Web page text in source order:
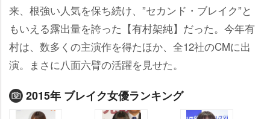
来、根強い人気を保ち続け、”セカンド・ブレイク”と
もいえる露出量を誇った【有村架純】だった。今年有
村は、数多くの主演作を得たほか、全12社のCMに出
演。まさに八面六臂の活躍を見せた。
2015年 ブレイク女優ランキング